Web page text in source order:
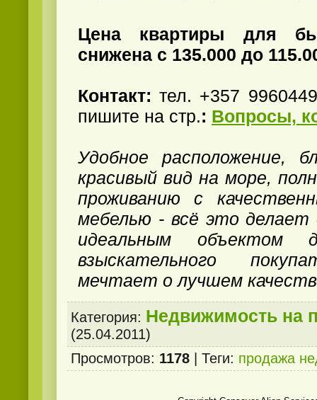
Цена квартиры для
снижена с 135.000 до
Контакт: тел. +357
пишите на стр.: Вопросы,
Удобное расположение,
красивый вид на море,
проживанию с
мебелью - всё это делает
идеальным объектом
взыскательного
мечтает о лучшем
Категория: Недвижимость на
(25.04.2011)
Просмотров: 1178 Теги: продажа